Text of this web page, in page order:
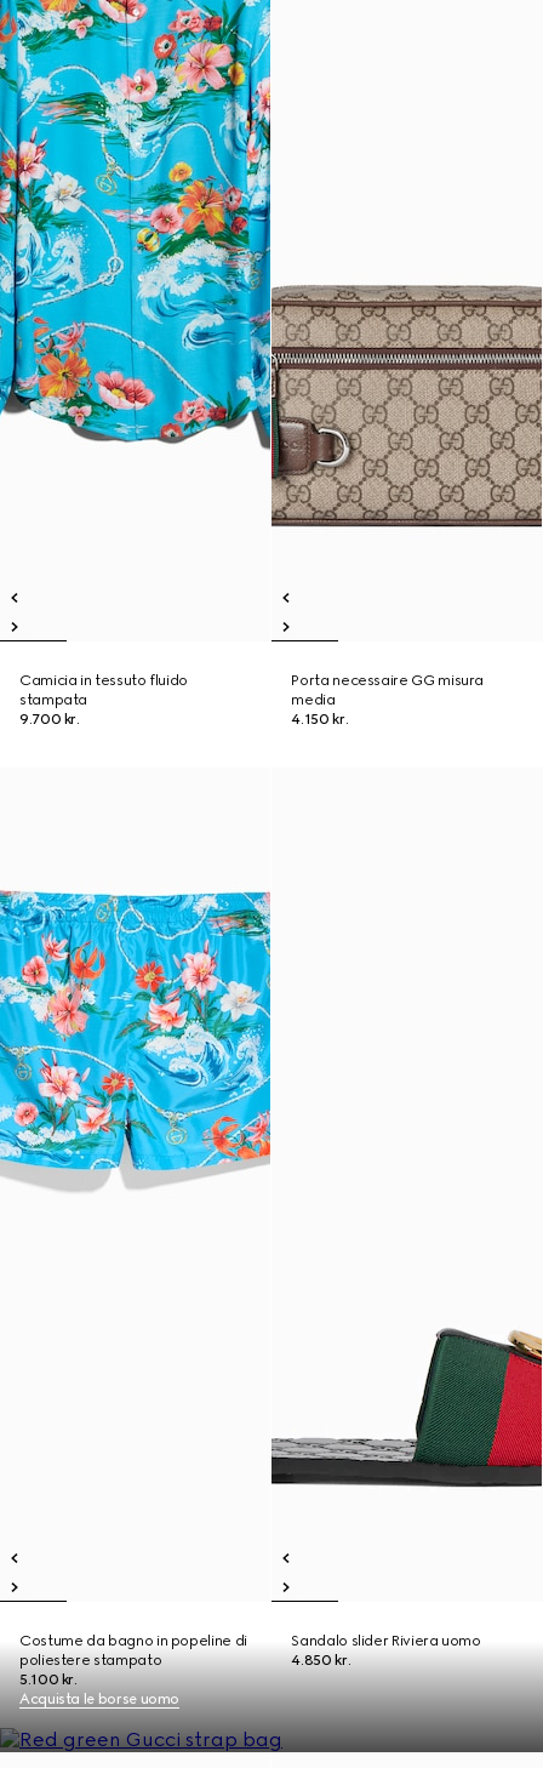
Camicia in tessuto fluido
stampata
9.700 kr.
Porta necessaire GG misura
media
4.150 kr.
Costume da bagno in popeline di
poliestere stampato
5.100 kr.
Sandalo slider Riviera uomo
4.850 kr.
Acquista le borse uomo